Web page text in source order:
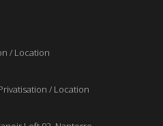
/ Location
/ Location